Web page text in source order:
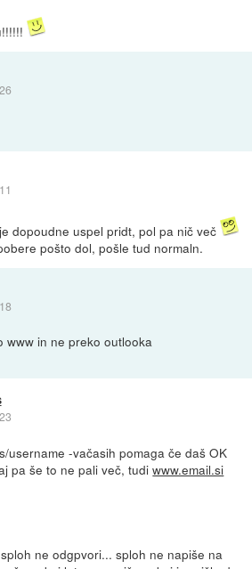
dopoudne uspel pridt, pol pa nič več
pošto dol, pošle tud normaln.
www in ne preko outlooka
username -vačasih pomaga če daš OK
pa še to ne pali več, tudiwww.email.si
ne odgpvori... sploh ne napiše na